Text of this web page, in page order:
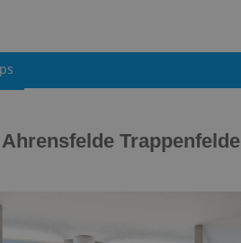
Trappenfelde